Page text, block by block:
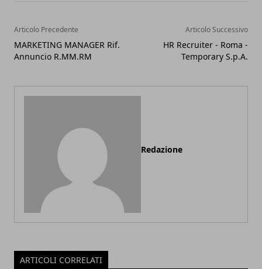
Articolo Precedente
MARKETING MANAGER Rif.
Annuncio R.MM.RM
Articolo Successivo
HR Recruiter - Roma -
Temporary S.p.A.
Redazione
ARTICOLI CORRELATI